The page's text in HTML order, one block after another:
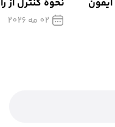
نحوه کنترل از
02 مه 2026